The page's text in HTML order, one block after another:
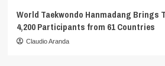
World Taekwondo Hanmadang Brings
4,200 Participants from 61 Countries
Claudio Aranda